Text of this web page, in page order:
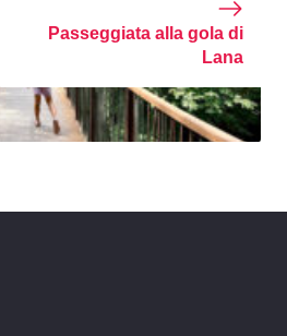
Passeggiata alla gola di
Lana